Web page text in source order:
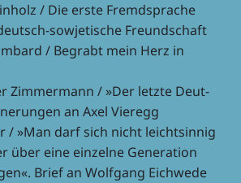
/ Die erste Fremd­spra­che
sowje­ti­sche Freundschaft
/ Begrabt mein Herz in
Zimmer­mann / »Der letzte Deut­
an Axel Vieregg
/ »Man darf sich nicht leicht­sin­nig
über eine einzelne Gene­ra­tion
Brief an Wolf­gang Eichwede